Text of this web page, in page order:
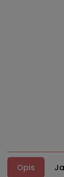
Opis